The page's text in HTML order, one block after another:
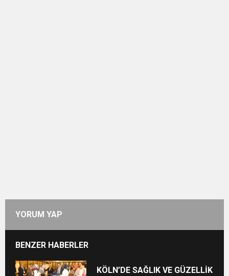
YORUM YAP
BENZER HABERLER
KÖLN’DE SAĞLIK VE GÜZELLİK